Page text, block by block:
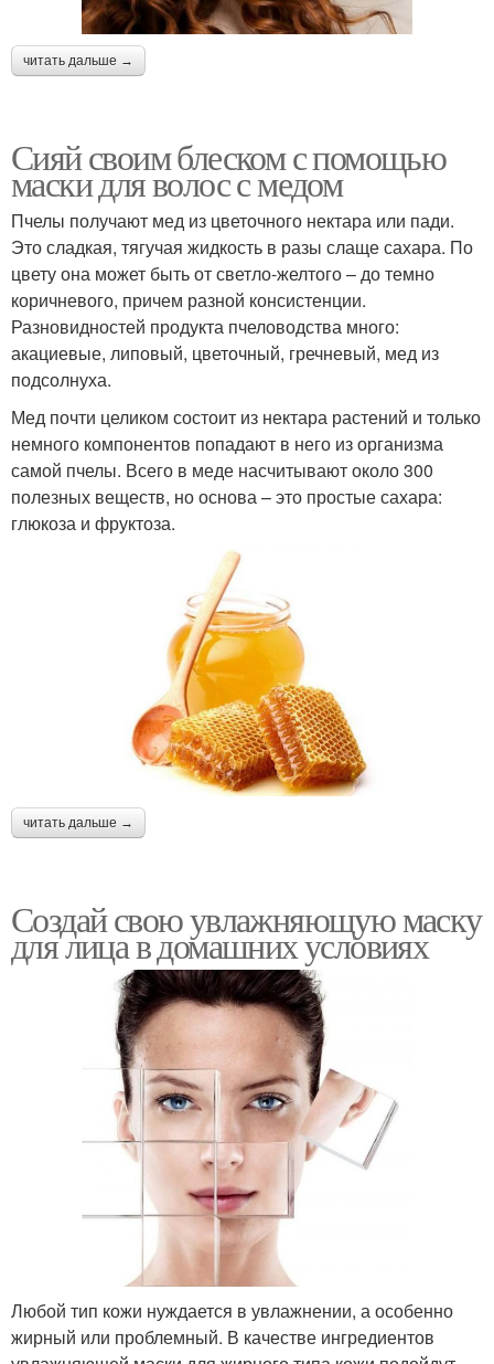
читать дальше →
Сияй своим блеском с помощью
маски для волос с медом
Пчелы получают мед из цветочного нектара или пади.
Это сладкая, тягучая жидкость в разы слаще сахара. По
цвету она может быть от светло-желтого – до темно
коричневого, причем разной консистенции.
Разновидностей продукта пчеловодства много:
акациевые, липовый, цветочный, гречневый, мед из
подсолнуха.
Мед почти целиком состоит из нектара растений и только
немного компонентов попадают в него из организма
самой пчелы. Всего в меде насчитывают около 300
полезных веществ, но основа – это простые сахара:
глюкоза и фруктоза.
читать дальше →
Создай свою увлажняющую маску
для лица в домашних условиях
Любой тип кожи нуждается в увлажнении, а особенно
жирный или проблемный. В качестве ингредиентов